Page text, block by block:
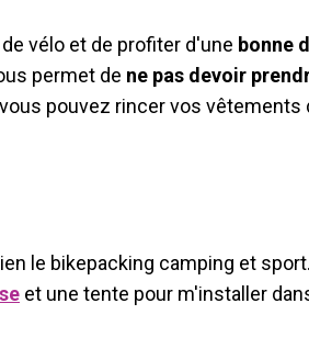
vélo et de profiter d'une bonne
permet de ne pas devoir
pouvez rincer vos vêtements
le bikepacking camping et
et une tente pour m'installer